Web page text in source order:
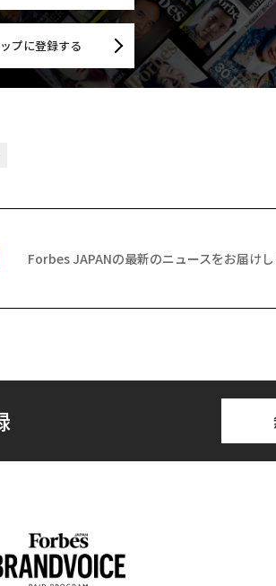
プに登録する
Forbes JAPANの最新のニュースをお届け